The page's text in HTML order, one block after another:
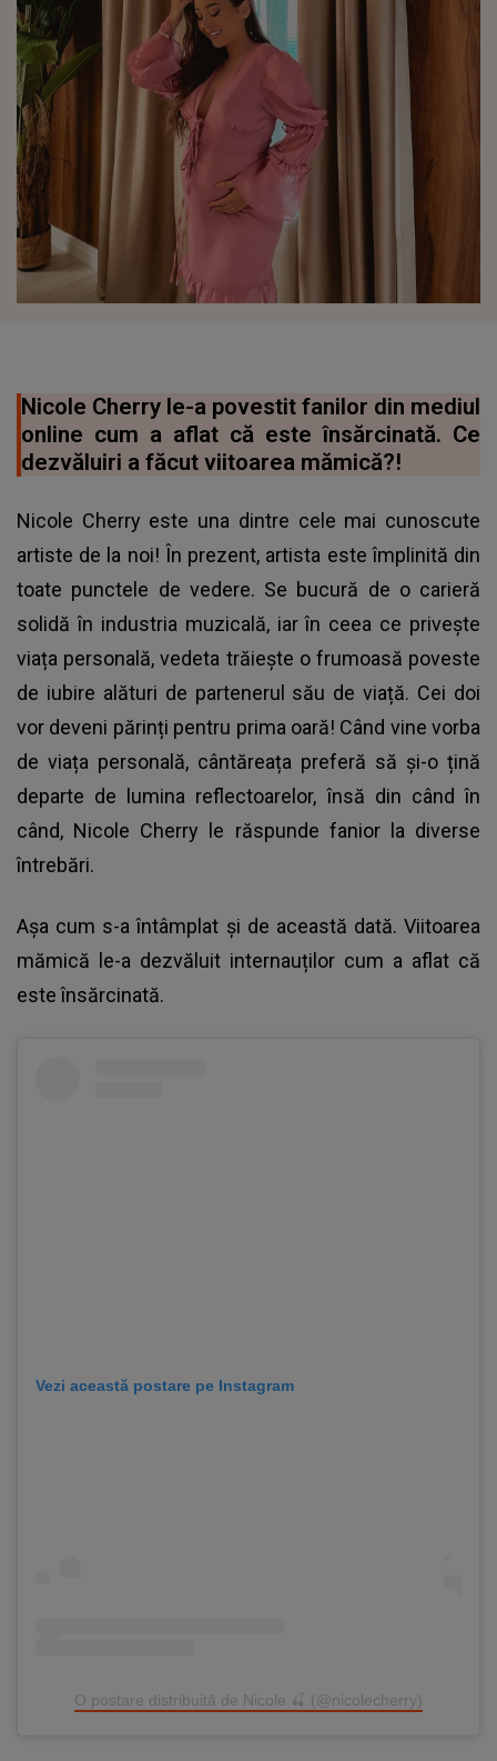
Nicole Cherry le-a povestit fanilor din mediul
online cum a aflat că este însărcinată. Ce
dezvăluiri a făcut viitoarea mămică?!
Nicole Cherry este una dintre cele mai cunoscute
artiste de la noi! În prezent, artista este împlinită din
toate punctele de vedere. Se bucură de o carieră
solidă în industria muzicală, iar în ceea ce privește
viața personală, vedeta trăiește o frumoasă poveste
de iubire alături de partenerul său de viață. Cei doi
vor deveni părinți pentru prima oară! Când vine vorba
de viața personală, cântăreața preferă să și-o țină
departe de lumina reflectoarelor, însă din când în
când, Nicole Cherry le răspunde fanior la diverse
întrebări.
Așa cum s-a întâmplat și de această dată. Viitoarea
mămică le-a dezvăluit internauților cum a aflat că
este însărcinată.
Vezi această postare pe Instagram
O postare distribuită de Nicole 🍒 (@nicolecherry)